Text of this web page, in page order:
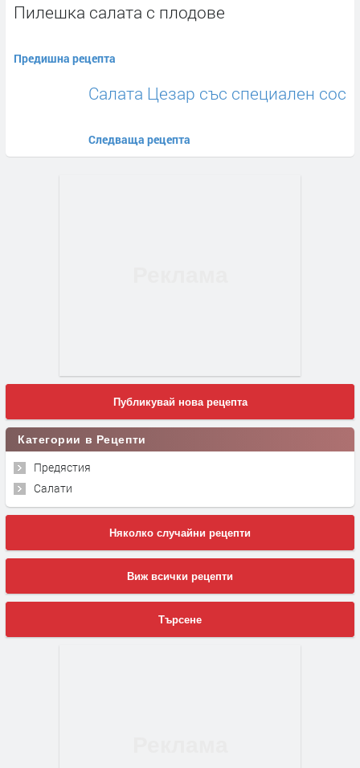
Пилешка салата с плодове
Предишна рецепта
Салата Цезар със специален сос
Следваща рецепта
Публикувай нова рецепта
Категории в Рецепти
Предястия
Салати
Няколко случайни рецепти
Виж всички рецепти
Търсене